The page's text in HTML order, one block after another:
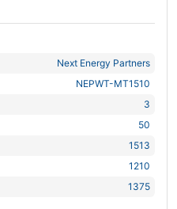
Next Energy Partners
NEPWT-MT1510
3
50
1513
1210
1375